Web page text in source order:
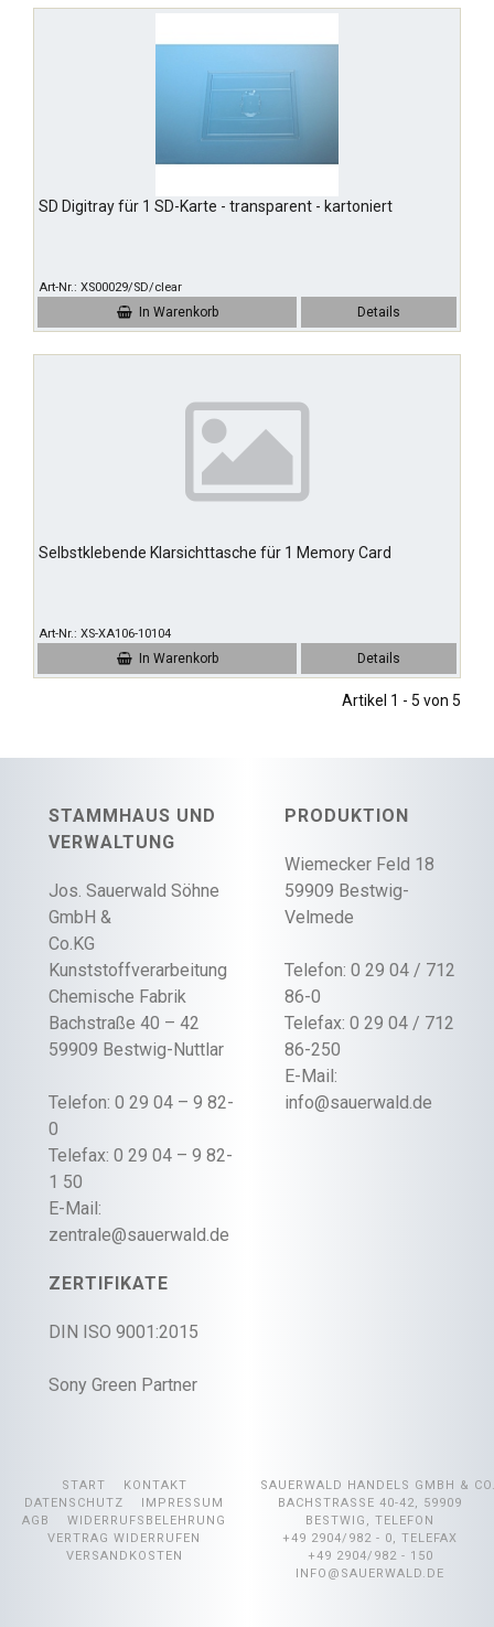
SD Digitray für 1 SD-Karte - transparent - kartoniert
Art-Nr. XS00029/SD/clear
In Warenkorb Details
Selbstklebende Klarsichttasche für 1 Memory Card
Art-Nr. XS-XA106-10104
In Warenkorb Details
Artikel 1 - 5 von 5
STAMMHAUS UND
VERWALTUNG
Jos. Sauerwald Söhne
GmbH &
Co.KG
Kunststoffverarbeitung
Chemische Fabrik
Bachstraße 40 – 42
59909 Bestwig-Nuttlar
Telefon: 0 29 04 – 9 82-
0
Telefax: 0 29 04 – 9 82-
1 50
E-Mail:
zentrale@sauerwald.de
PRODUKTION
Wiemecker Feld 18
59909 Bestwig-
Velmede
Telefon: 0 29 04 / 712
86-0
Telefax: 0 29 04 / 712
86-250
E-Mail:
info@sauerwald.de
ZERTIFIKATE
DIN ISO 9001:2015
Sony Green Partner
START
KONTAKT
DATENSCHUTZ
IMPRESSUM
AGB
WIDERRUFSBELEHRUNG
VERTRAG WIDERRUFEN
VERSANDKOSTEN
SAUERWALD HANDELS GMBH &
BACHSTRASSE 40-42, 59909 B
ESTWIG, TELEFON +
49 2904/982 - 0, TELEFAX +
49 2904/982 - 150
INFO@SAUERWALD.DE